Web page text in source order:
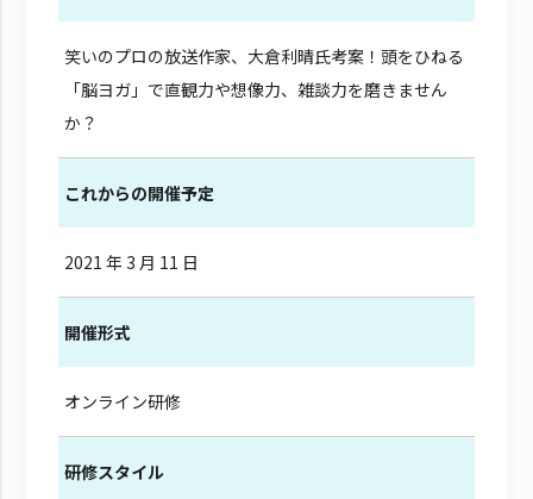
笑いのプロの放送作家、大倉利晴氏考案！頭をひねる
「脳ヨガ」で直観力や想像力、雑談力を磨きません
か？
これからの開催予定
2021 年 3 月 11 日
開催形式
オンライン研修
研修スタイル